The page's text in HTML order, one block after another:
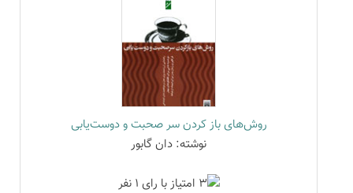
روش‌های باز کردن سر صحبت و دوست‌یابی
نوشته: دان گابور